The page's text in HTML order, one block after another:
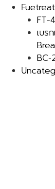
FT-
เบร
BC-